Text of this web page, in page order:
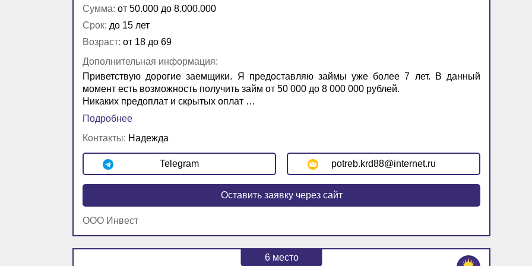
Сумма: от 50.000 до 8.000.000
Срок: до 15 лет
Возраст: от 18 до 69
Дополнительная информация:
Приветствую дорогие заемщики. Я предоставляю займы уже более 7 лет. В данный
момент есть возможность получить займ от 50 000 до 8 000 000 рублей.
Никаких предоплат и скрытых оплат …
Подробнее
Контакты: Надежда
Telegram potreb.krd88@internet.ru
Оставить заявку через сайт
ООО Инвест
6место